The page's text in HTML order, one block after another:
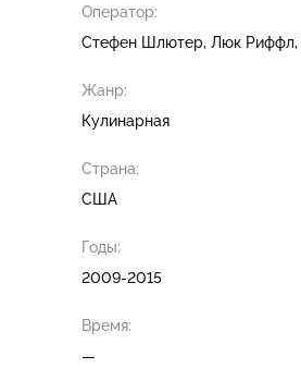
Оператор:
Стефен Шлютер Люк Риффл
Жанр:
Кулинарная
Страна:
США
Годы:
2009-2015
Время:
—